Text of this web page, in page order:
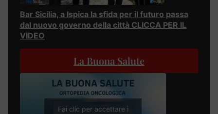
Bar Sicilia, a Ispica la sfida per il futuro passa
dal nuovo governo della città CLICCA PER IL
VIDEO
La Buona Salute
Fai clic per accettare i